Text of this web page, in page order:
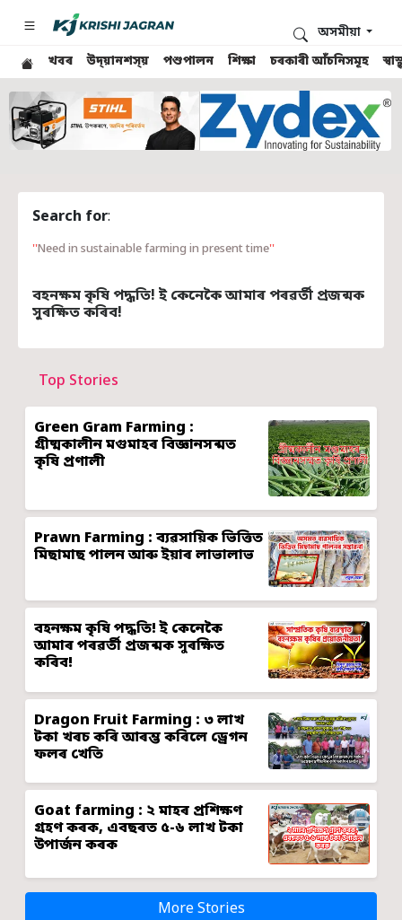
খবৰ উদ্য়ানশস্য় পশুপালন শিক্ষা চৰকাৰী আঁচনিসমূহ
অসমীয়া
Search for:
Need in sustainable farming in present time
বহনক্ষম কৃষি পদ্ধতি! ই কেনেকৈ আমাৰ পৰৱৰ্তী প্ৰজন্মক
সুৰক্ষিত কৰিব!
Top Stories
Green Gram Farming :
গ্ৰীষ্মকালীন মগুমাহৰ বিজ্ঞানসন্মত
কৃষি প্ৰণালী
Prawn Farming : ব্যৱসায়িক ভিত্তিত
মিছামাছ পালন আৰু ইয়াৰ লাভালাভ
বহনক্ষম কৃষি পদ্ধতি! ই কেনেকৈ
আমাৰ পৰৱৰ্তী প্ৰজন্মক সুৰক্ষিত
কৰিব!
Dragon Fruit Farming : ৩ লাখ
টকা খৰচ কৰি আৰম্ভ কৰিলে ড্ৰেগন
ফলৰ খেতি
Goat farming : ২ মাহৰ প্ৰশিক্ষণ
গ্ৰহণ কৰক, এবছৰত ৫-৬ লাখ টকা
উপাৰ্জন কৰক
More Stories